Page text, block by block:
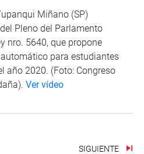
Miñano (SP)
Pleno del Parlamento
nro. 5640, que propone
para estudiantes
año 2020. (Foto: Congreso
Ver vídeo
SIGUIENTE